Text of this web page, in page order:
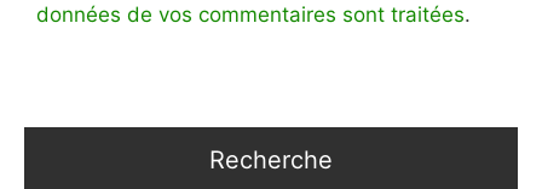
données de vos commentaires sont traitées.
Recherche